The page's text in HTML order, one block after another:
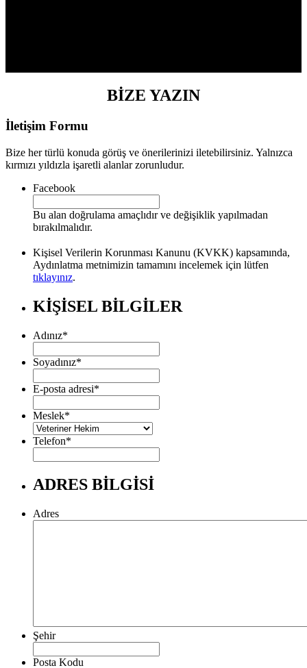
BİZE YAZIN
İletişim Formu
Bize her türlü konuda görüş ve önerilerinizi iletebilirsiniz. Yalnızca
kırmızı yıldızla işaretli alanlar zorunludur.
Facebook
Bu alan doğrulama amaçlıdır ve değişiklik yapılmadan
bırakılmalıdır.
Kişisel Verilerin Korunması Kanunu (KVKK) kapsamında,
Aydınlatma metnimizin tamamını incelemek için lütfen
tıklayınız.
KİŞİSEL BİLGİLER
Adınız*
Soyadınız*
E-posta adresi*
Meslek*
Telefon*
ADRES BİLGİSİ
Adres
Şehir
Posta Kodu